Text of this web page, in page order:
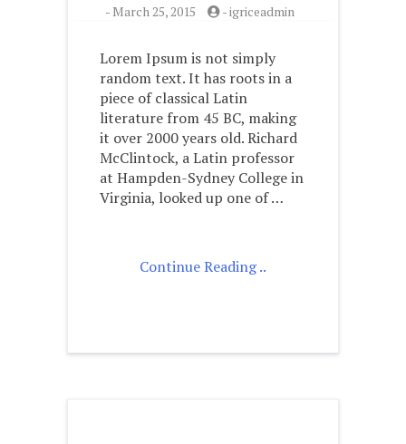
- March 25, 2015 -igriceadmin
Lorem Ipsum is not simply
random text. It has roots in a
piece of classical Latin
literature from 45 BC, making
it over 2000 years old. Richard
McClintock, a Latin professor
at Hampden-Sydney College in
Virginia, looked up one of …
Continue Reading ..